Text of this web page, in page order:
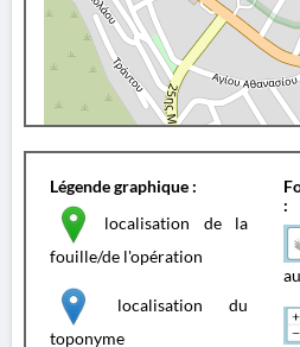
Légende graphique :
localisation de la
fouille/de l'opération
localisation du
toponyme
: